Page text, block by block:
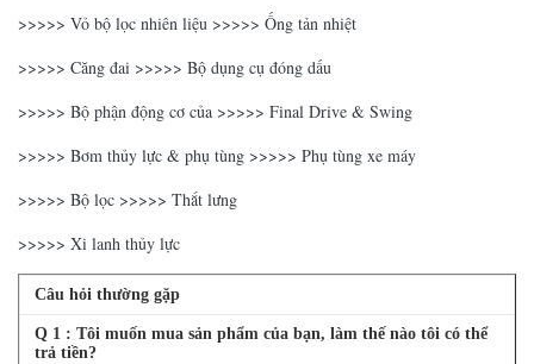
>>>>> Vỏ bộ lọc nhiên liệu >>>>> Ống tản nhiệt
>>>>> Căng đai >>>>> Bộ dụng cụ đóng dấu
>>>>> Bộ phận động cơ của >>>>> Final Drive & Swing
>>>>> Bơm thủy lực & phụ tùng >>>>> Phụ tùng xe máy
>>>>> Bộ lọc >>>>> Thắt lưng
>>>>> Xi lanh thủy lực
Câu hỏi thường gặp
Q 1 : Tôi muốn mua sản phẩm của bạn, làm thế nào tôi có thể
trả tiền?